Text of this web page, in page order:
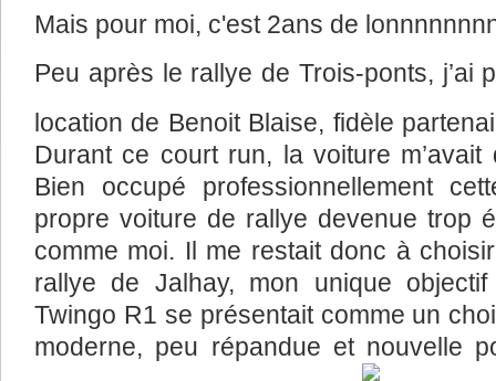
Mais pour moi, c'est 2ans de
Peu après le rallye de Trois-ponts, j’ai
location de Benoit Blaise, fidèle
Durant ce court run, la voiture
Bien occupé professionnellement
propre voiture de rallye devenue trop
comme moi. Il me restait donc à
rallye de Jalhay, mon unique
Twingo R1 se présentait comme un
moderne, peu répandue et nouvelle